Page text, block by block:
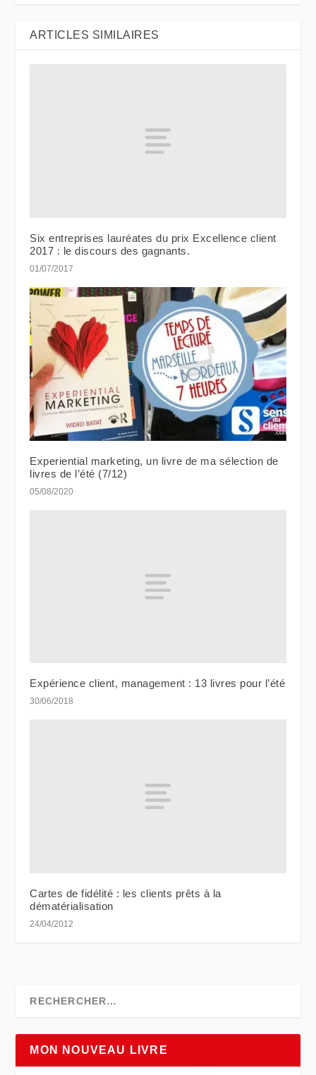
ARTICLES SIMILAIRES
Six entreprises lauréates du prix Excellence client
2017 : le discours des gagnants.
01/07/2017
Experiential marketing, un livre de ma sélection de
livres de l’été (7/12)
05/08/2020
Expérience client, management : 13 livres pour l’été
30/06/2018
Cartes de fidélité : les clients prêts à la
dématérialisation
24/04/2012
MON NOUVEAU LIVRE